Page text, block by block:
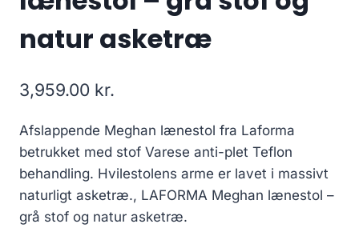
natur asketræ
3,959.00 kr.
Afslappende Meghan lænestol fra Laforma
betrukket med stof Varese anti-plet Teflon
behandling. Hvilestolens arme er lavet i massivt
naturligt asketræ., LAFORMA Meghan lænestol –
grå stof og natur asketræ.